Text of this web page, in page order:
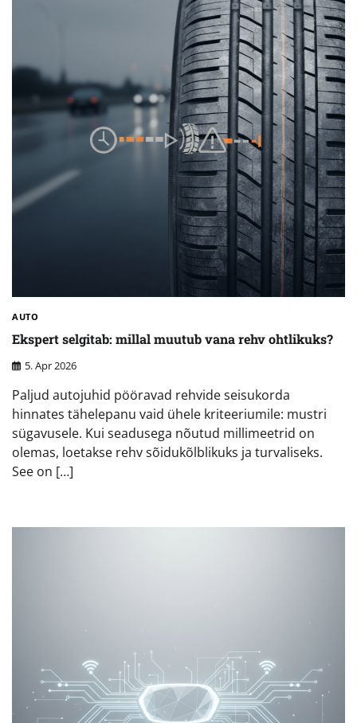
AUTO
Ekspert selgitab: millal muutub vana rehv ohtlikuks?
5. Apr 2026
Paljud autojuhid pööravad rehvide seisukorda
hinnates tähelepanu vaid ühele kriteeriumile: mustri
sügavusele. Kui seadusega nõutud millimeetrid on
olemas, loetakse rehv sõidukõlblikuks ja turvaliseks.
See on […]